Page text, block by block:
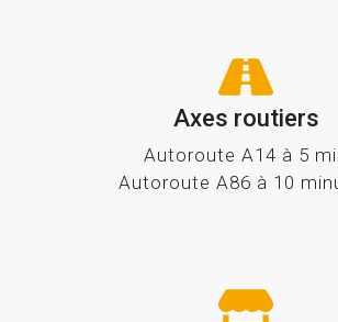
Axes routiers
Autoroute A14 à 5
Autoroute A86 à 10